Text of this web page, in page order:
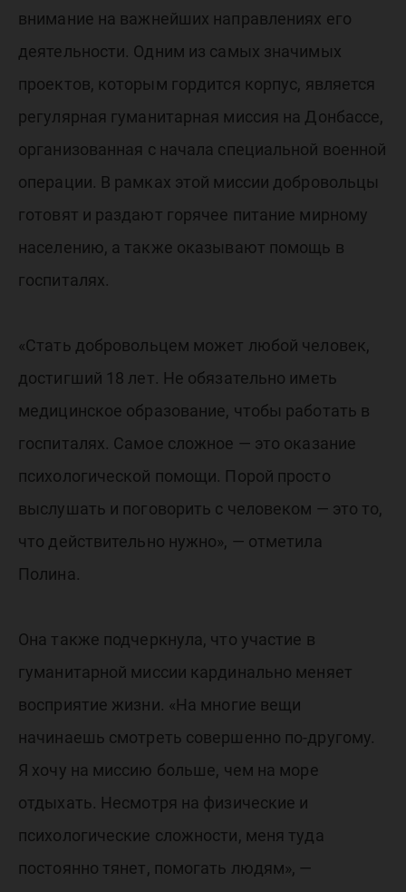
внимание на важнейших направлениях его
деятельности. Одним из самых значимых
проектов, которым гордится корпус, является
регулярная гуманитарная миссия на Донбассе,
организованная с начала специальной военной
операции. В рамках этой миссии добровольцы
готовят и раздают горячее питание мирному
населению, а также оказывают помощь в
госпиталях.
«Стать добровольцем может любой человек,
достигший 18 лет. Не обязательно иметь
медицинское образование, чтобы работать в
госпиталях. Самое сложное — это оказание
психологической помощи. Порой просто
выслушать и поговорить с человеком — это то,
что действительно нужно», — отметила
Полина.
Она также подчеркнула, что участие в
гуманитарной миссии кардинально меняет
восприятие жизни. «На многие вещи
начинаешь смотреть совершенно по-другому.
Я хочу на миссию больше, чем на море
отдыхать. Несмотря на физические и
психологические сложности, меня туда
постоянно тянет, помогать людям», —